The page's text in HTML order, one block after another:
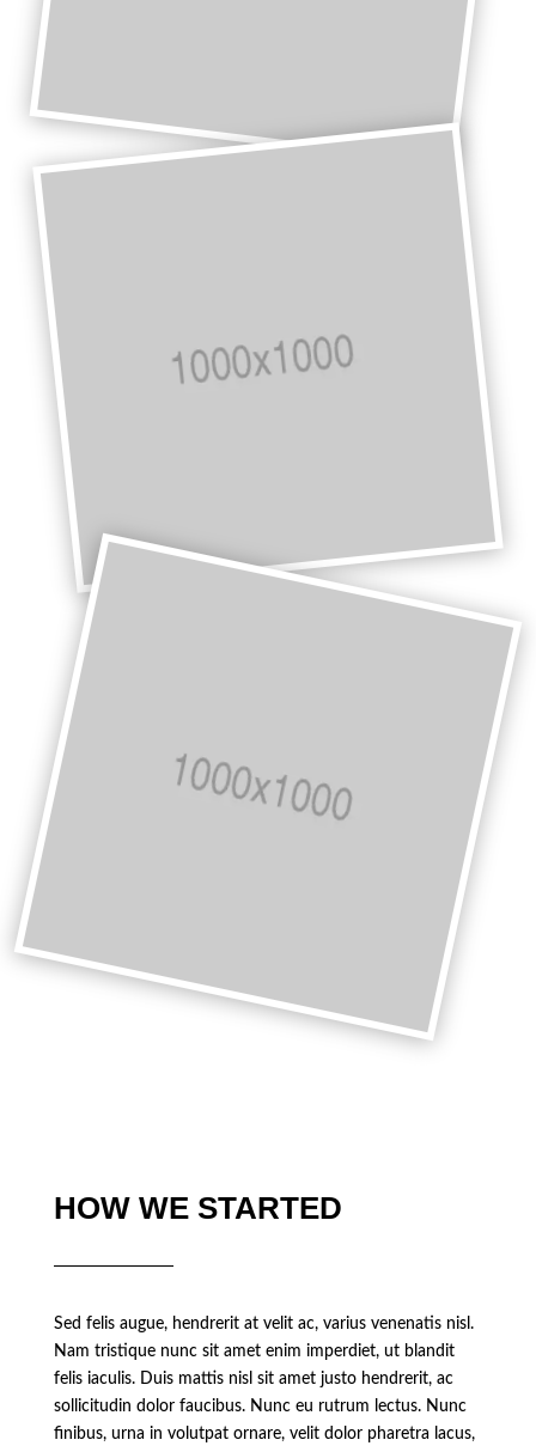
HOW WE STARTED
Sed felis augue, hendrerit at velit ac, varius venenatis nisl.
Nam tristique nunc sit amet enim imperdiet, ut blandit
felis iaculis. Duis mattis nisl sit amet justo hendrerit, ac
sollicitudin dolor faucibus. Nunc eu rutrum lectus. Nunc
finibus, urna in volutpat ornare, velit dolor pharetra lacus,